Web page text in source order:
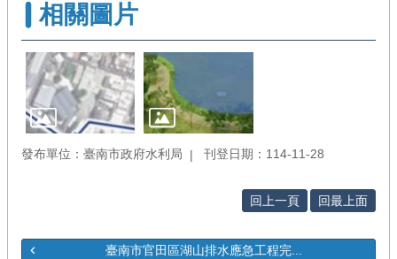
相關圖片
發布單位：臺南市政府水利局 刊登日期：114-11-28
回上一頁 回最上面
臺南市官田區湖山排水應急工程完...